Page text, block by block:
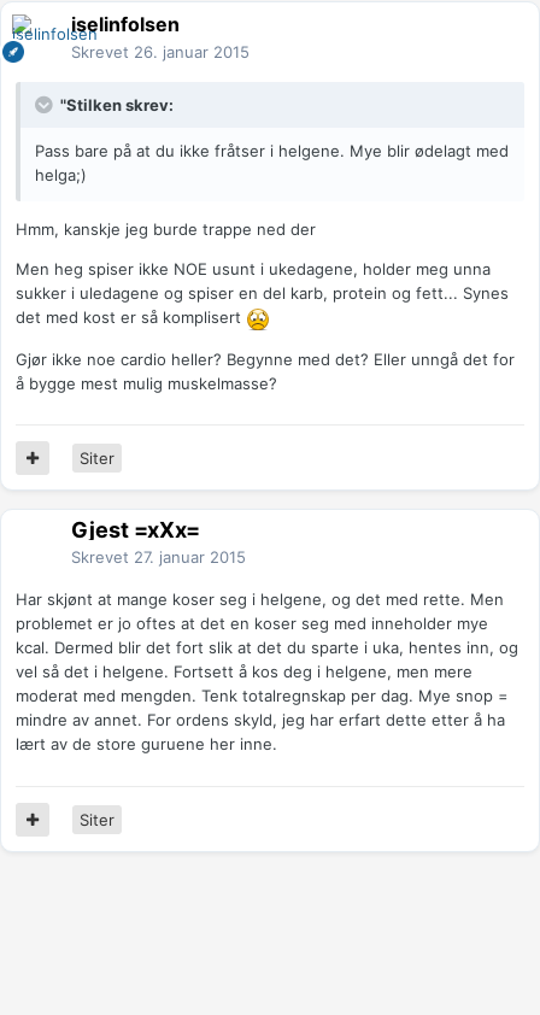
iselinfolsen
Skrevet 26. januar 2015
"Stilken skrev:
Pass bare på at du ikke fråtser i helgene. Mye blir ødelagt med
helga;)
Hmm, kanskje jeg burde trappe ned der
Men heg spiser ikke NOE usunt i ukedagene, holder meg unna
sukker i uledagene og spiser en del karb, protein og fett... Synes
det med kost er så komplisert
Gjør ikke noe cardio heller? Begynne med det? Eller unngå det for
å bygge mest mulig muskelmasse?
Siter
Gjest =xXx=
Skrevet 27. januar 2015
Har skjønt at mange koser seg i helgene, og det med rette. Men
problemet er jo oftes at det en koser seg med inneholder mye
kcal. Dermed blir det fort slik at det du sparte i uka, hentes inn, og
vel så det i helgene. Fortsett å kos deg i helgene, men mere
moderat med mengden. Tenk totalregnskap per dag. Mye snop =
mindre av annet. For ordens skyld, jeg har erfart dette etter å ha
lært av de store guruene her inne.
Siter